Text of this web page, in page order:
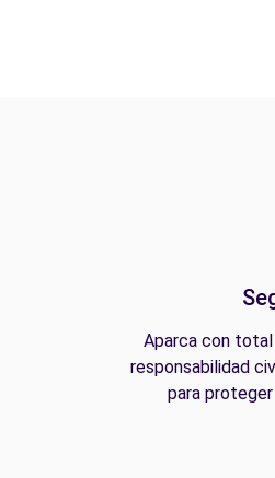
Aparca con
responsabilidad
para